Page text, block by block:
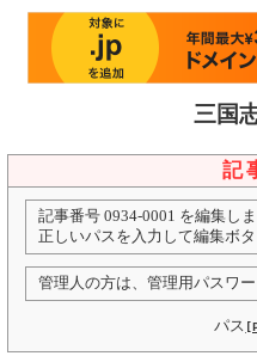
三国
記
記事番号 0934-0001 を編集し
正しいパスを入力して編集ボ
管理人の方は、管理用パスワ
パス